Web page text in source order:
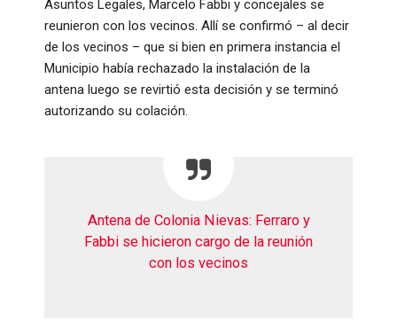
Asuntos Legales, Marcelo Fabbi y concejales se
reunieron con los vecinos. Allí se confirmó – al decir
de los vecinos – que si bien en primera instancia el
Municipio había rechazado la instalación de la
antena luego se revirtió esta decisión y se terminó
autorizando su colación.
Antena de Colonia Nievas: Ferraro y
Fabbi se hicieron cargo de la reunión
con los vecinos